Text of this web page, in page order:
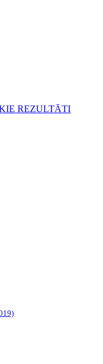
REZULTĀTI